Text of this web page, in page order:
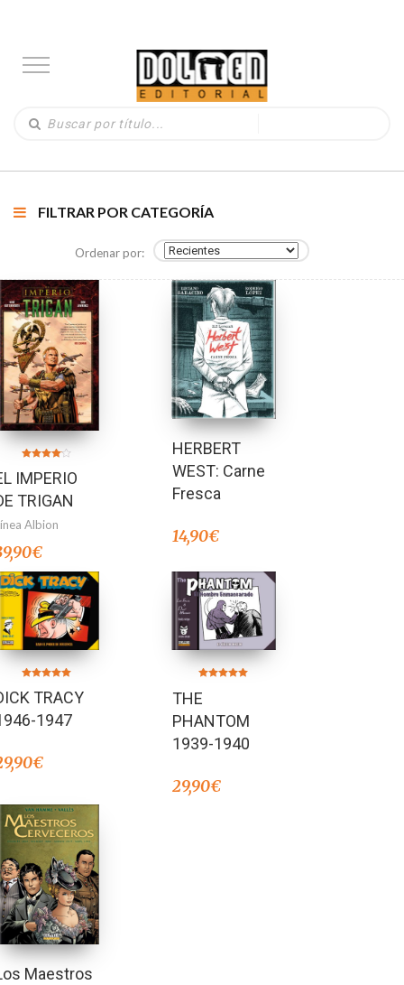
FILTRAR POR CATEGORÍA
Ordenar por:
en
4.00
de 5
IMPERIO
TRIGAN
Albion
€
HERBERT
WEST: Carne
Fresca
14,90€
5.00
de 5 TRACY
1947
€
5.00
de 5
THE
PHANTOM
1939-1940
29,90€
Maestros